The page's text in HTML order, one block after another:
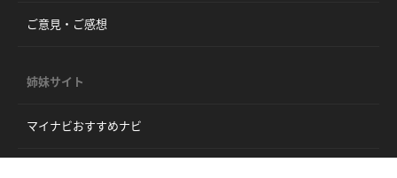
ご意見・ご感想
姉妹サイト
マイナビおすすめナビ